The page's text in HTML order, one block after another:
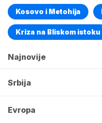
Kosovo i Metohija
Kriza na Bliskom istoku
Najnovije
Srbija
Evropa